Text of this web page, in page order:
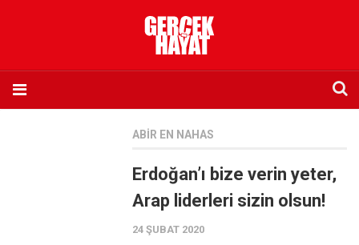
Abone olmak istiyorum
ABIR EN NAHAS
Erdoğan’ı bize verin yeter,
Arap liderleri sizin olsun!
24 ŞUBAT 2020